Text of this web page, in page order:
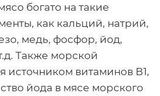
богато на такие
как кальций, натрий,
медь, фосфор, йод,
Также морской
источником витаминов В1,
йода в мясе морского